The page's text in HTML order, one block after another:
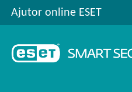
Ajutor online ESET